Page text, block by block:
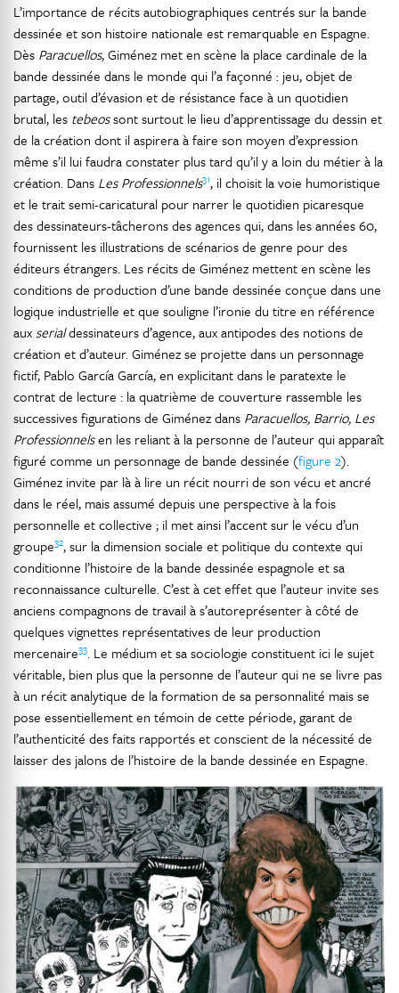
L’importance de récits autobiographiques centrés sur la bande
dessinée et son histoire nationale est remarquable en Espagne.
Dès Paracuellos, Giménez met en scène la place cardinale de la
bande dessinée dans le monde qui l’a façonné : jeu, objet de
partage, outil d’évasion et de résistance face à un quotidien
brutal, les tebeossont surtout le lieu d’apprentissage du dessin et
de la création dont il aspirera à faire son moyen d’expression
même s’il lui faudra constater plus tard qu’il y a loin du métier à la
création. Dans Les Professionnels31, il choisit la voie humoristique
et le trait semi-caricatural pour narrer le quotidien picaresque
des dessinateurs-tâcherons des agences qui, dans les années 60,
fournissent les illustrations de scénarios de genre pour des
éditeurs étrangers. Les récits de Giménez mettent en scène les
conditions de production d’une bande dessinée conçue dans une
logique industrielle et que souligne l’ironie du titre en référence
auxserialdessinateurs d’agence, aux antipodes des notions de
création et d’auteur. Giménez se projette dans un personnage
fictif, Pablo García García, en explicitant dans le paratexte le
contrat de lecture : la quatrième de couverture rassemble les
successives figurations de Giménez dans Paracuellos, Barrio, Les
Professionnelsen les reliant à la personne de l’auteur qui apparaît
figuré comme un personnage de bande dessinée (figure 2).
Giménez invite par là à lire un récit nourri de son vécu et ancré
dans le réel, mais assumé depuis une perspective à la fois
personnelle et collective ; il met ainsi l’accent sur le vécu d’un
groupe32, sur la dimension sociale et politique du contexte qui
conditionne l’histoire de la bande dessinée espagnole et sa
reconnaissance culturelle. C’est à cet effet que l’auteur invite ses
anciens compagnons de travail à s’autoreprésenter à côté de
quelques vignettes représentatives de leur production
mercenaire33. Le médium et sa sociologie constituent ici le sujet
véritable, bien plus que la personne de l’auteur qui ne se livre pas
à un récit analytique de la formation de sa personnalité mais se
pose essentiellement en témoin de cette période, garant de
l’authenticité des faits rapportés et conscient de la nécessité de
laisser des jalons de l’histoire de la bande dessinée en Espagne.